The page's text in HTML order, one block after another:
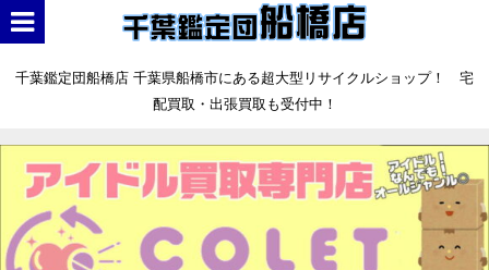
千葉鑑定団船橋店 千葉県船橋市にある超大型リサイクルショップ！ 宅
配買取・出張買取も受付中！